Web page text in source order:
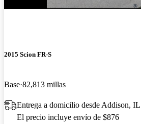
2015 Scion FR-S
Base 82,813 millas
Entrega a domicilio desde Addison, IL
El precio incluye envío de $876